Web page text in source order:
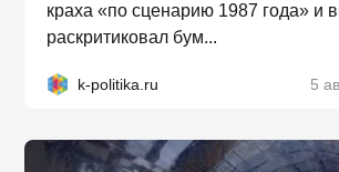
краха «по сценарию 1987 года» и
раскритиковал бум...
k-politika.ru 5